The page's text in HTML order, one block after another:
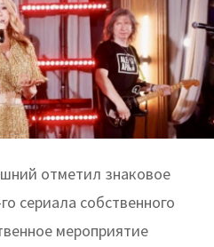
отметил знаковое
сериала собственного
мероприятие